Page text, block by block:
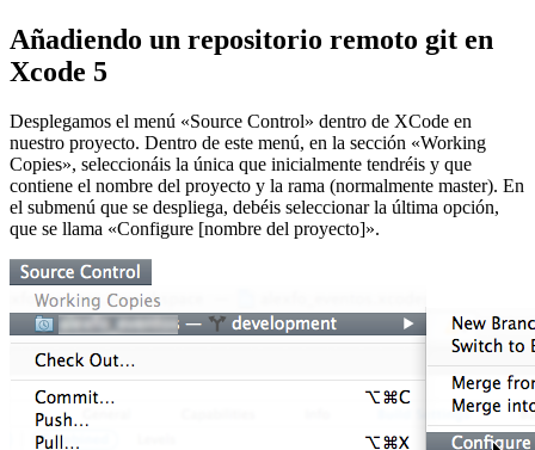
Añadiendo un repositorio remoto git en
Xcode 5
Desplegamos el menú «Source Control» dentro de XCode en
nuestro proyecto. Dentro de este menú, en la sección «Working
Copies», seleccionáis la única que inicialmente tendréis y que
contiene el nombre del proyecto y la rama (normalmente master). En
el submenú que se despliega, debéis seleccionar la última opción,
que se llama «Configure [nombre del proyecto]».